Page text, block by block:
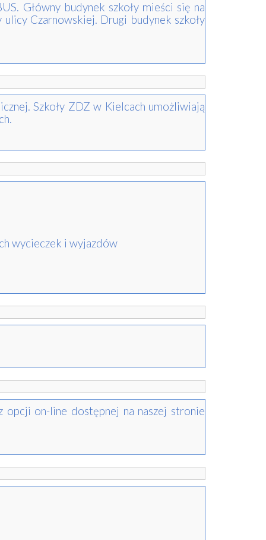
Główny budynek szkoły mieści się na
Czarnowskiej. Drugi budynek szkoły
Szkoły ZDZ w Kielcach umożliwiają
wycieczek i wyjazdów
opcji on-line dostępnej na naszej stronie